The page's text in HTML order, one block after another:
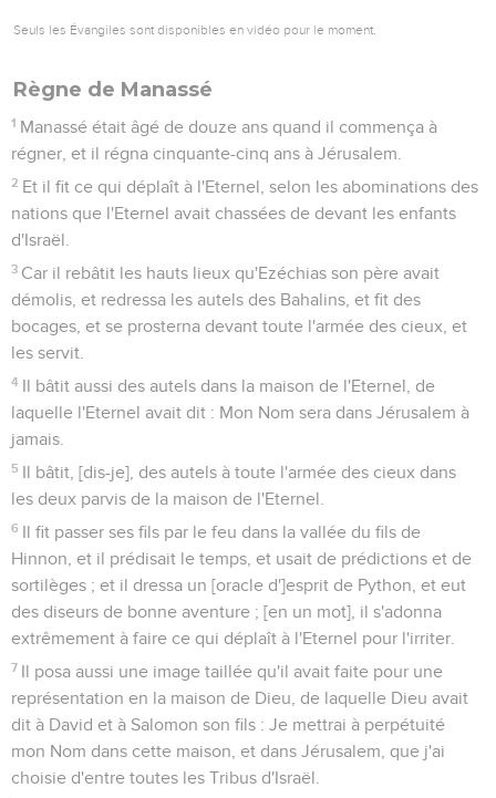
Seuls les Évangiles sont disponibles en vidéo pour le moment.
Règne de Manassé
1 Manassé était âgé de douze ans quand il commença à
régner, et il régna cinquante-cinq ans à Jérusalem.
2 Et il fit ce qui déplaît à l'Eternel, selon les abominations des
nations que l'Eternel avait chassées de devant les enfants
d'Israël.
3 Car il rebâtit les hauts lieux qu'Ezéchias son père avait
démolis, et redressa les autels des Bahalins, et fit des
bocages, et se prosterna devant toute l'armée des cieux, et
les servit.
4 Il bâtit aussi des autels dans la maison de l'Eternel, de
laquelle l'Eternel avait dit : Mon Nom sera dans Jérusalem à
jamais.
5 Il bâtit, [dis-je], des autels à toute l'armée des cieux dans
les deux parvis de la maison de l'Eternel.
6 Il fit passer ses fils par le feu dans la vallée du fils de
Hinnon, et il prédisait le temps, et usait de prédictions et de
sortilèges ; et il dressa un [oracle d']esprit de Python, et eut
des diseurs de bonne aventure ; [en un mot], il s'adonna
extrêmement à faire ce qui déplaît à l'Eternel pour l'irriter.
7 Il posa aussi une image taillée qu'il avait faite pour une
représentation en la maison de Dieu, de laquelle Dieu avait
dit à David et à Salomon son fils : Je mettrai à perpétuité
mon Nom dans cette maison, et dans Jérusalem, que j'ai
choisie d'entre toutes les Tribus d'Israël.